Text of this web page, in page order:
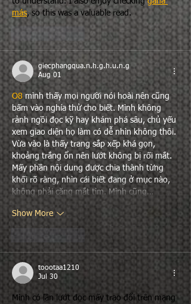
más, so this was a valuable read.
Like Reply
giecphangqua.n.h.g.h.u.n.g
Aug 01
O8 mình thấy mọi người nói hoài nên cũng
bấm vào nghía thử cho biết. Mình không
rảnh ngồi đọc kỹ hay khám phá sâu, chủ yếu
xem giao diện họ làm có dễ nhìn không thôi.
Vừa vào là thấy trang sắp xếp khá gọn,
khoảng trắng ổn nên lướt không bị rối mắt.
Mấy phần nội dung được chia thành từng
khối rõ ràng, nhìn cái biết đang ở mục nào,
không phải căng mắt tìm. Mình cũng…
Show More
toootaa1210
Jul 30
Mình có lần lướt đọc mấy trao đổi trên mạng